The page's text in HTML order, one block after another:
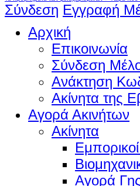
Σύνδεση Εγγραφή
Αρχική
Επικοινωνία
Σύνδεση
Ανάκτηση
Ακίνητα της
Αγορά Ακινήτων
Ακίνητα
Αγορά